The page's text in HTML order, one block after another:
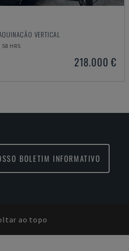
VERTICAL
58 HRS
218.000 €
BOLETIM INFORMATIVO
ao topo